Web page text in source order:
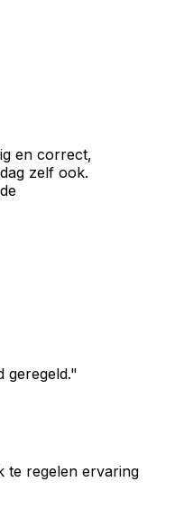
en correct,
zelf ook.
geregeld."
te regelen ervaring